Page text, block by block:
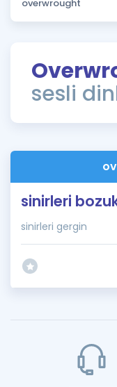
Puan
ÖSYM Sınav
Kampanyalar
İngilizce
sesli
sinirleri
sinirleri gergin